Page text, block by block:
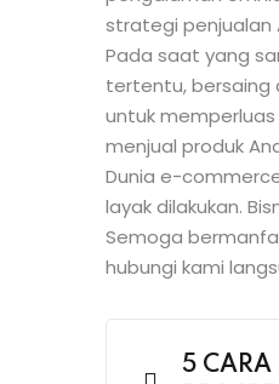
strategi penjualan
Pada saat yang
tertentu, bersaing
untuk
menjual produk
Dunia e-
layak dilakukan.
Semoga
hubungi kami
5